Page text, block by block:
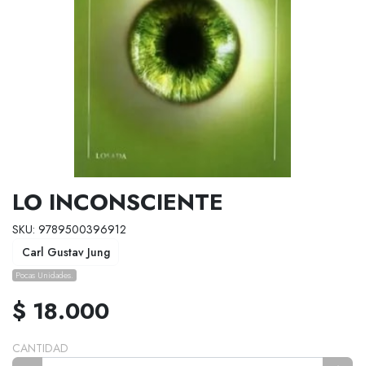
LO INCONSCIENTE
SKU: 9789500396912
Carl Gustav Jung
Pocas Unidades.
$ 18.000
CANTIDAD